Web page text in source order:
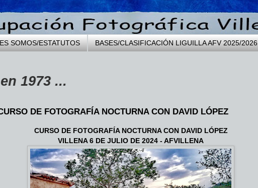
SOMOS/ESTATUTOS BASES/CLASIFICACIÓN LIGUILLA AFV 2025/2026
DE FOTOGRAFÍA NOCTURNA CON DAVID LÓPEZ
CURSO DE FOTOGRAFÍA NOCTURNA CON DAVID LÓPEZ
VILLENA 6 DE JULIO DE 2024 - AFVILLENA